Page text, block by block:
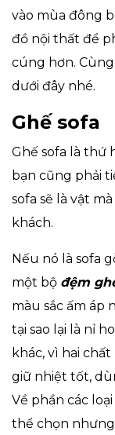
vào mùa đông
đồ nội thất để
cúng hơn.
dưới đây nhé.
Ghế sofa
Ghế sofa là thứ
bạn cũng phải
sofa sẽ là vật
khách.
Nếu nó là sofa
một bộ đệm
màu sắc ấm áp
tại sao lại là nỉ
khác, vì hai
giữ nhiệt tốt,
Về phần các
thể chọn